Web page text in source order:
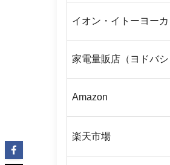
イオン・イトーヨー
家電量販店（ヨドバシ
Amazon
楽天市場